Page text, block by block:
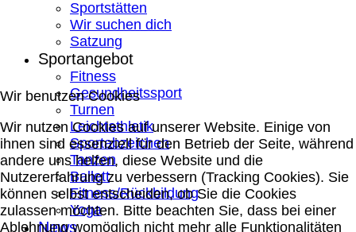
Sportstätten
Wir suchen dich
Satzung
Sportangebot
Fitness
Gesundheitssport
Turnen
Leichtathletik
Sportabzeichen
Tanzen
Ballett
Fitness/Rückbildung
Yoga
News
Wir benutzen Cookies
Wir nutzen Cookies auf unserer Website. Einige von
ihnen sind essenziell für den Betrieb der Seite, während
andere uns helfen, diese Website und die
Nutzererfahrung zu verbessern (Tracking Cookies). Sie
können selbst entscheiden, ob Sie die Cookies
zulassen möchten. Bitte beachten Sie, dass bei einer
Ablehnung womöglich nicht mehr alle Funktionalitäten